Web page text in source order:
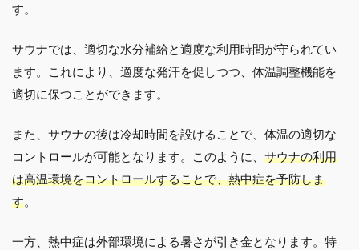
す。
サウナでは、適切な水分補給と適度な利用時間が守られてい
ます。これにより、適度な発汗を促しつつ、体温調整機能を
適切に保つことができます。
また、サウナの後は冷却時間を設けることで、体温の適切な
コントロールが可能となります。このように、 サウナの利用
は高温環境をコントロールすることで、熱中症を予防しま
す。
一方、熱中症は外部環境による暑さが引き金となります。特